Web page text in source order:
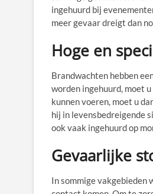
ingehuurd bij
meer gevaar dreigt dan
Hoge en
Brandwachten hebben
worden ingehuurd, moet
kunnen voeren, moet u
hij in levensbedreigende
ook vaak ingehuurd op
Gevaarlijke
In sommige vakgebieden